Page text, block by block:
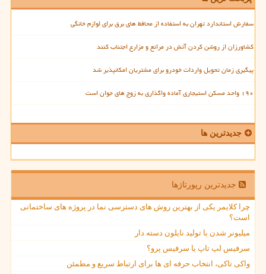
سفارش استاندارد تهران به استفاده از محافظ های برق برای لوازم خانگی
کشاورزان از روشن کردن آتش در مراتع و مزارع اجتناب کنند
پیگیری زمان تحویل واردات خودرو برای مشتریان امکانپذیر شد
۱۹۰ واحد مسکن استیجاری آماده واگذاری به زوج های جوان است
جدیدترین ها
جدیدترین رپورتاژها
چرا کلایمر یکی از بهترین روش های دسترسی نما در پروژه های ساختمانی
است؟
میلیونر شدن با تولید نایلون دسته دار
سرفیس لپ تاپ یا سرفیس پرو؟
واکی تاکی، انتخاب حرفه ای ها برای ارتباط سریع و مطمئن